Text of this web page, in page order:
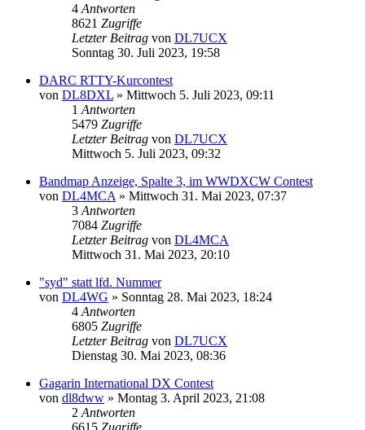
4 Antworten
8621 Zugriffe
Letzter Beitrag von DL7UCX
Sonntag 30. Juli 2023, 19:58
DARC RTTY-Kurcontest
von DL8DXL » Mittwoch 5. Juli 2023, 09:11
1 Antworten
5479 Zugriffe
Letzter Beitrag von DL7UCX
Mittwoch 5. Juli 2023, 09:32
Bandmap Anzeige, Spalte 3, im WWDXCW Contest
von DL4MCA » Mittwoch 31. Mai 2023, 07:37
3 Antworten
7084 Zugriffe
Letzter Beitrag von DL4MCA
Mittwoch 31. Mai 2023, 20:10
"syd" statt lfd. Nummer
von DL4WG » Sonntag 28. Mai 2023, 18:24
4 Antworten
6805 Zugriffe
Letzter Beitrag von DL7UCX
Dienstag 30. Mai 2023, 08:36
Gagarin International DX Contest
von dl8dww » Montag 3. April 2023, 21:08
2 Antworten
6615 Zugriffe